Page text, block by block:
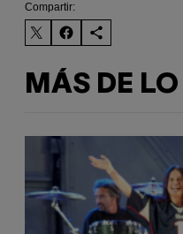
Compartir:
MÁS DE